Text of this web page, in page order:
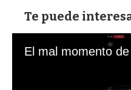
Te puede